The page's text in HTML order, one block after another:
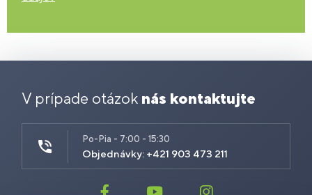
V prípade otázok nás kontaktujte
Po-Pia - 7:00 - 15:30
Objednávky: +421 903 473 211